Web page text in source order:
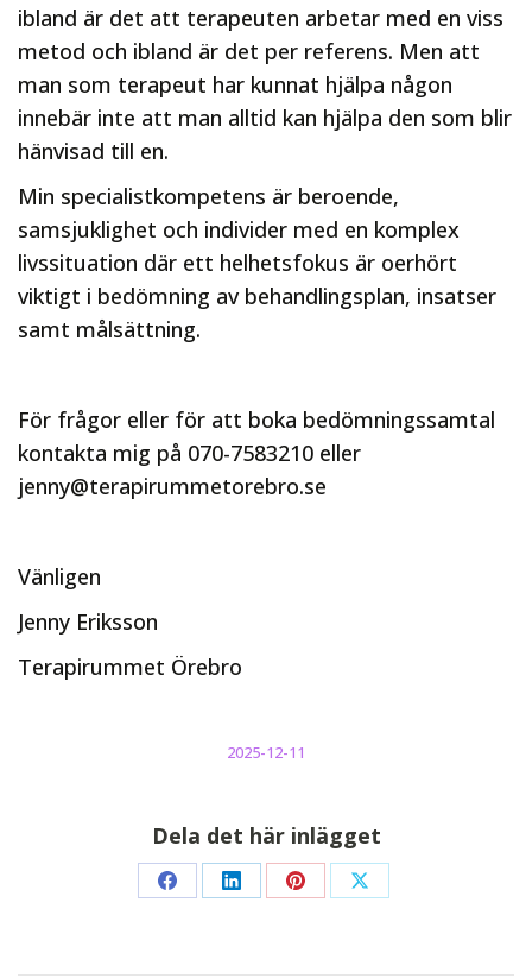
ibland är det att terapeuten arbetar med en viss
metod och ibland är det per referens. Men att
man som terapeut har kunnat hjälpa någon
innebär inte att man alltid kan hjälpa den som blir
hänvisad till en.
Min specialistkompetens är beroende,
samsjuklighet och individer med en komplex
livssituation där ett helhetsfokus är oerhört
viktigt i bedömning av behandlingsplan, insatser
samt målsättning.
För frågor eller för att boka bedömningssamtal
kontakta mig på 070-7583210 eller
jenny@terapirummetorebro.se
Vänligen
Jenny Eriksson
Terapirummet Örebro
2025-12-11
Dela det här inlägget
Share
Facebook
Share
LinkedIn
Share
Pinterest
Share
X